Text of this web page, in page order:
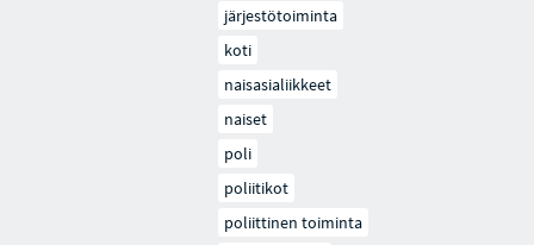
järjestötoiminta
koti
naisasialiikkeet
naiset
poli
poliitikot
poliittinen toiminta